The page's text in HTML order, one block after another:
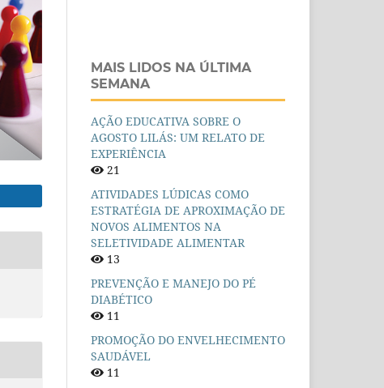
MAIS LIDOS NA ÚLTIMA
SEMANA
AÇÃO EDUCATIVA SOBRE O
AGOSTO LILÁS: UM RELATO DE
EXPERIÊNCIA
21
ATIVIDADES LÚDICAS COMO
ESTRATÉGIA DE APROXIMAÇÃO DE
NOVOS ALIMENTOS NA
SELETIVIDADE ALIMENTAR
13
PREVENÇÃO E MANEJO DO PÉ
DIABÉTICO
11
PROMOÇÃO DO ENVELHECIMENTO
SAUDÁVEL
11